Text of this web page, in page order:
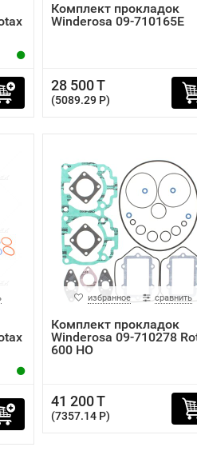
Комплект прокладок
Winderosa 09-710165E
28 500 T
(5089.29 P)
избранное сравнить
Комплект прокладок
Winderosa 09-710278
600 HO
41 200 T
(7357.14 P)